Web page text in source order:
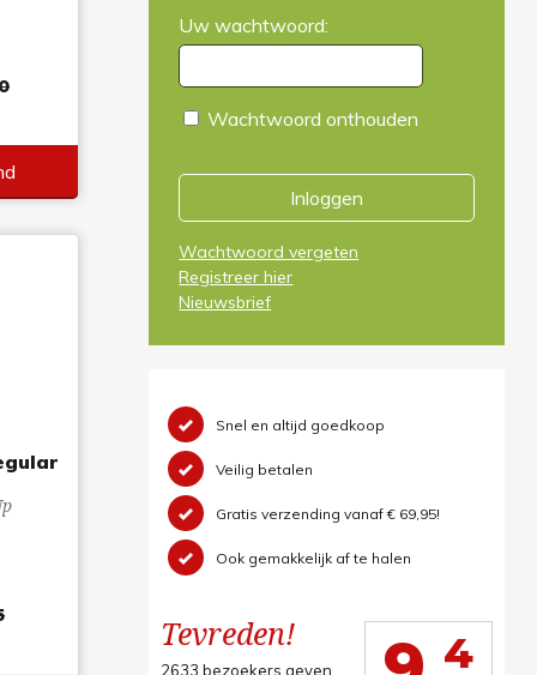
Uw wachtwoord:
Wachtwoord onthouden
Inloggen
Wachtwoord vergeten
Registreer hier
Nieuwsbrief
Snel en altijd goedkoop
Veilig betalen
Gratis verzending vanaf € 69,95!
Ook gemakkelijk af te halen
Tevreden!
2633 bezoekers geven
4